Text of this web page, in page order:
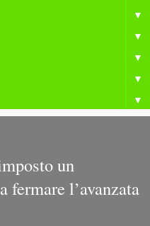
▼
▼
▼
▼
▼
un
fermare l’avanzata